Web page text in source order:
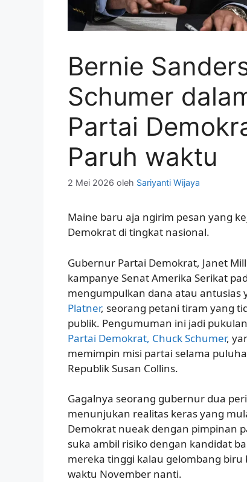
Bernie
Schumer
Partai
Paruh waktu
2 Mei 2026 oleh Sariyanti Wijaya
Maine baru aja ngirim pesan yang
Demokrat di tingkat nasional.
Gubernur Partai Demokrat, Janet
kampanye Senat Amerika Serikat
mengumpulkan dana atau antusias
Platner, seorang petani tiram yang
publik. Pengumuman ini jadi
Partai Demokrat, Chuck Schumer,
memimpin misi partai selama
Republik Susan Collins.
Gagalnya seorang gubernur dua
menunjukan realitas keras yang
Demokrat nueak dengan pimpinan
suka ambil risiko dengan kandidat
mereka tinggi kalau gelombang
waktu November nanti.